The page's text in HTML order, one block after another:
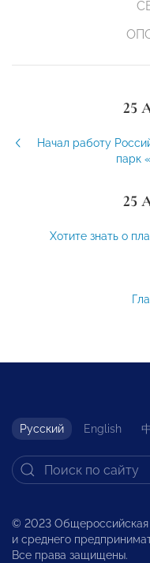
25
Начал работу
парк
25
Хотите знать о
Русский English
© 2023 Общероссийская
и среднего
Все права защищены.